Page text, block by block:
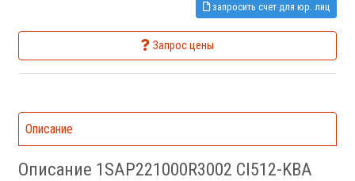
запросить счет для юр. лиц
Запрос цены
Описание
Описание 1SAP221000R3002 CI512-KBA